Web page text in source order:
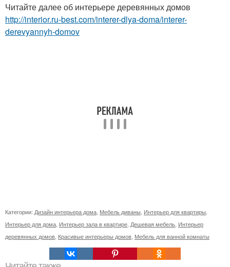
Читайте далее об интерьере деревянных домов
http://interior.ru-best.com/interer-dlya-doma/interer-
derevyannyh-domov
Категории: Дизайн интерьера дома Мебель диваны Интерьер для квартиры
Интерьер для дома Интерьер зала в квартире Дешевая мебель Интерьер
деревянных домов Красивые интерьеры домов Мебель для ванной комнаты